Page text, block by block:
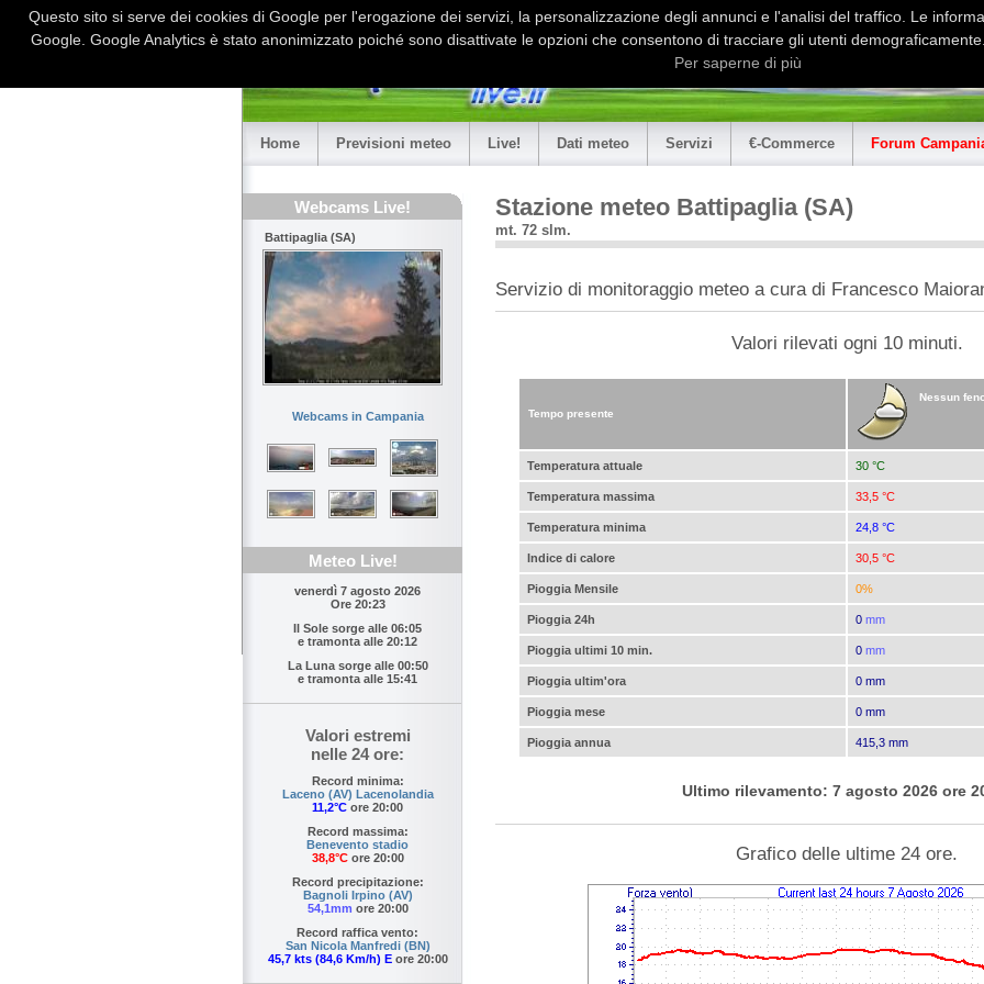
Home Previsioni meteo Live! Dati meteo Servizi €-Commerce Forum
Webcams Live!
Battipaglia (SA)
Webcams in Campania
Meteo Live!
venerdì 7 agosto 2026
Ore 20:23
Il Sole sorge alle 06:05
e tramonta alle 20:12
La Luna sorge alle 00:50
e tramonta alle 15:41
Valori estremi
nelle 24 ore:
Record minima:
Laceno (AV) Lacenolandia
11,2°C ore 20:00
Record massima:
Benevento stadio
38,8°Core 20:00
Record precipitazione:
Bagnoli Irpino (AV)
54,1mm ore 20:00
Record raffica vento:
San Nicola Manfredi (BN)
45,7 kts (84,6 Km/h) Eore 20:00
Stazione meteo Battipaglia (SA)
mt. 72 slm.
Servizio di monitoraggio meteo a cura di Francesco
Valori rilevati ogni 10 minuti.
Tempo presente
Nessun
Temperatura attuale 30 °C
Temperatura massima 33,5 °C
Temperatura minima 24,8 °C
Indice di calore 30,5 °C
Pioggia Mensile 0%
Pioggia 24h 0 mm
Pioggia ultimi 10 min. 0 mm
Pioggia ultim'ora 0 mm
Pioggia mese 0 mm
Pioggia annua 415,3 mm
Ultimo rilevamento: 7 agosto 2026 ore
Grafico delle ultime 24 ore.
Questo sito si serve dei cookies di Google per l'erogazione dei servizi, la personalizzazione degli annunci e l'analisi del traffico. Le
Google. Google Analytics è stato anonimizzato poiché sono disattivate le opzioni che consentono di tracciare gli utenti
Per saperne di più